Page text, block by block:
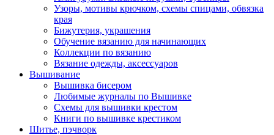
Узоры, мотивы крючком, схемы спицами, обвязка
края
Бижутерия, украшения
Обучение вязанию для начинающих
Коллекции по вязанию
Вязание одежды, аксессуаров
Вышивание
Вышивка бисером
Любимые журналы по Вышивке
Схемы для вышивки крестом
Книги по вышивке крестиком
Шитье, пэчворк